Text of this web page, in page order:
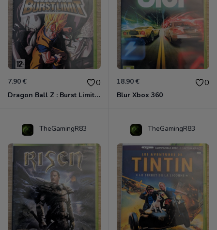
7.90 € 0
Dragon Ball Z : Burst Limit Xbox 360
18.90 € 0
Blur Xbox 360
TheGamingR83 TheGamingR83